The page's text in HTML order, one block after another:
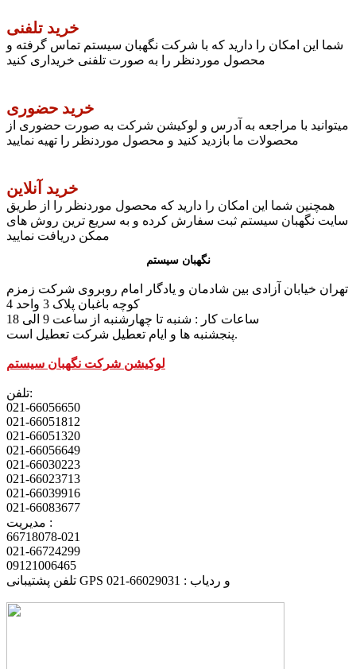
خرید تلفنی
شما این امکان را دارید که با شرکت نگهبان سیستم تماس گرفته و
محصول موردنظر را به صورت تلفنی خریداری کنید
خرید حضوری
میتوانید با مراجعه به آدرس و لوکیشن شرکت به صورت حضوری از
محصولات ما بازدید کنید و محصول موردنظر را تهیه نمایید
خرید آنلاین
همچنین شما این امکان را دارید که محصول موردنظر را از طریق
سایت نگهبان سیستم ثبت سفارش کرده و به سریع ترین روش های
ممکن دریافت نمایید
نگهبان سیستم
تهران خیابان آزادی بین شادمان و یادگار امام روبروی شرکت زمزم
کوچه باغبان پلاک 3 واحد 4
پنجشنبه ها و ایام تعطیل شرکت تعطیل است.
لوکیشن شرکت نگهبان سیستم
تلفن:
021-66056650
021-66051812
021-66051320
021-66056649
021-66030223
021-66023713
021-66039916
021-66083677
مدیریت :
66718078-021
021-66724299
09121006465
تلفن پشتیبانی GPS و ردیاب : 66029031-021